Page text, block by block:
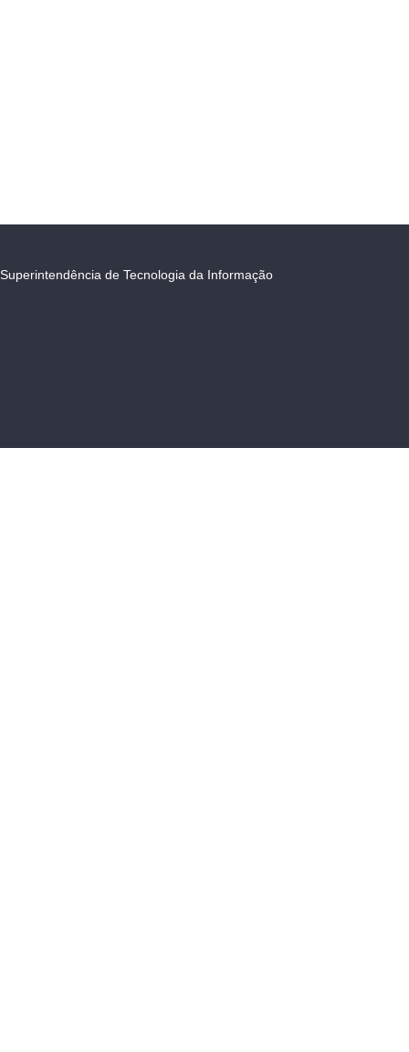
Superintendência de Tecnologia da Informação